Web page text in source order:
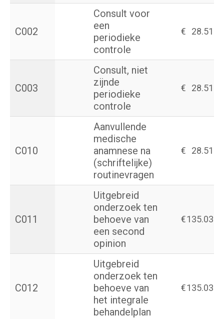
C002
Consult voor
een
periodieke
controle
€ 28.51
C003
Consult, niet
zijnde
periodieke
controle
€ 28.51
C010
Aanvullende
medische
anamnese na
(schriftelijke)
routinevragen
€ 28.51
C011
Uitgebreid
onderzoek ten
behoeve van
een second
opinion
€135.03
C012
Uitgebreid
onderzoek ten
behoeve van
het integrale
behandelplan
€135.03